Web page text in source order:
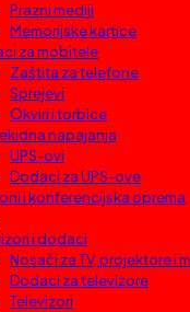
Prazni mediji
Memorijske kartice
za mobitele
Zaštita za telefone
Sprejevi
Okviri i torbice
napajanja
UPS-ovi
Dodaci za UPS-ove
i konferencijska oprema
i dodaci
Nosači za TV, projektore i
Dodaci za televizore
Televizori